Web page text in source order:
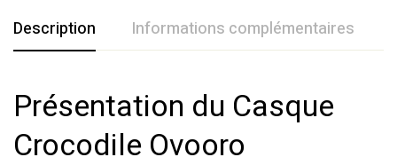
Description Informations complémentaires
Présentation du Casque
Crocodile Ovooro
Couleur Rose,Vert clair,Vert foncé
Pour qui
Garçon
Avis clients
Basé sur 0 avis
Questions clients
0question sur ce produit Poser ma question